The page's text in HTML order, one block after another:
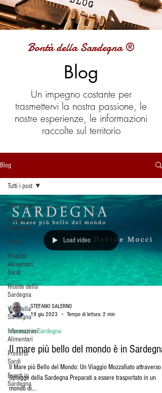
Bontà della Sardegna ®
Blog
Un impegno costante per
trasmettervi la nostra passione, le
nostre esperienze, le informazioni
raccolte sul territorio
Blog
Tutti i post
Vacanze in
Sardegna
Storia
Prodotti
Alimentari
Sardi
Ricette della
Sardegna
Vini della
Sardegna
Informazioni
Alimentari
Proverbi
Sardi
Eventi in
Sardegna
Tutti i post
Load video
STEFANO SALERNO
19 giu 2023
Tempo di lettura: 2 min
Vacanze in Sardegna
Il mare più bello del mondo è in Sardegna
Il Mare più Bello del Mondo: Un Viaggio Mozzafiato attraverso
Spiagge della Sardegna Preparati a essere trasportato in un
mondo di...